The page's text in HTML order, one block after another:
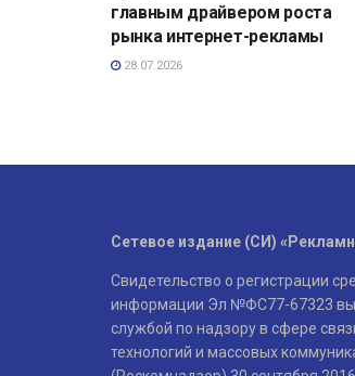
главным драйвером роста
рынка интернет-рекламы
28.07.2026
Сетевое издание (СИ)
Свидетельство о регистрации
информации Эл №ФС77-67323
службой по надзору в сфере
технологий и массовых